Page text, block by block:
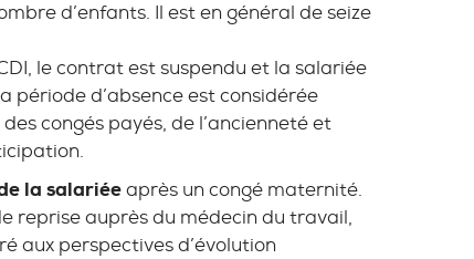
d’enfants. Il est en général de seize
le contrat est suspendu et la salariée
période d’absence est considérée
congés payés, de l’ancienneté et
la salariéeaprès un congé maternité.
reprise auprès du médecin du travail,
aux perspectives d’évolution